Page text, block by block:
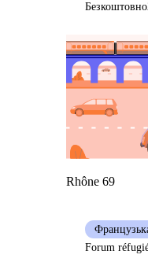
Безкоштовно
Rhône 69
Forum